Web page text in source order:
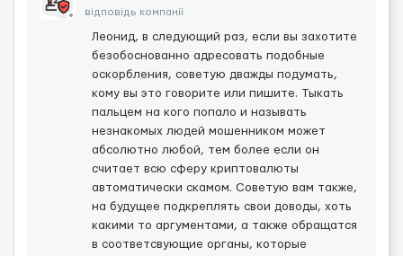
відповідь компанії
Леонид, в следующий раз, если вы захотите
безобоснованно адресовать подобные
оскорбления, советую дважды подумать,
кому вы это говорите или пишите. Тыкать
пальцем на кого попало и называть
незнакомых людей мошенником может
абсолютно любой, тем более если он
считает всю сферу криптовалюты
автоматически скамом. Советую вам также,
на будущее подкреплять свои доводы, хоть
какими то аргументами, а также обращатся
в соответсвующие органы, которые